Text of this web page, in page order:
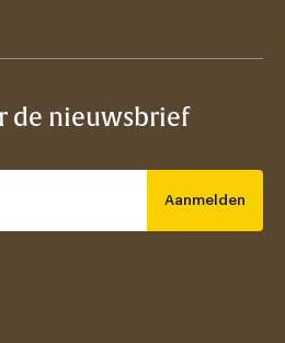
de nieuwsbrief
Aanmelden